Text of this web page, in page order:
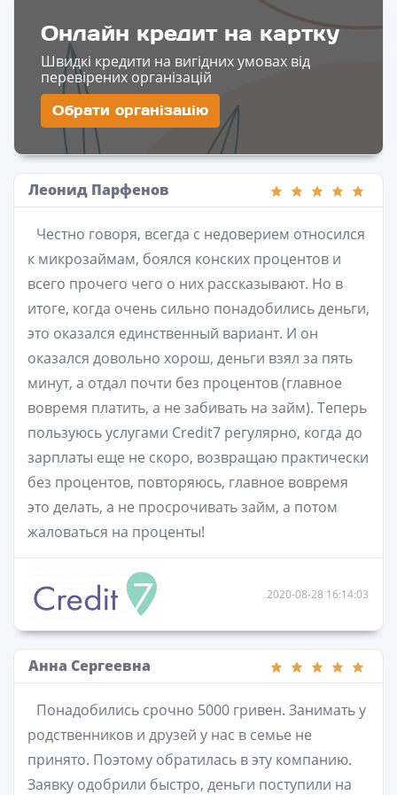
Онлайн кредит на картку
Швидкі кредити на вигідних умовах від
перевірених організацій
Обрати організацію
Леонид Парфенов
Честно говоря, всегда с недоверием относился
к микрозаймам, боялся конских процентов и
всего прочего чего о них рассказывают. Но в
итоге, когда очень сильно понадобились деньги,
это оказался единственный вариант. И он
оказался довольно хорош, деньги взял за пять
минут, а отдал почти без процентов (главное
вовремя платить, а не забивать на займ). Теперь
пользуюсь услугами Credit7 регулярно, когда до
зарплаты еще не скоро, возвращаю практически
без процентов, повторяюсь, главное вовремя
это делать, а не просрочивать займ, а потом
жаловаться на проценты!
2020-08-28 16:14:03
Анна Сергеевна
Понадобились срочно 5000 гривен. Занимать у
родственников и друзей у нас в семье не
принято. Поэтому обратилась в эту компанию.
Заявку одобрили быстро, деньги поступили на